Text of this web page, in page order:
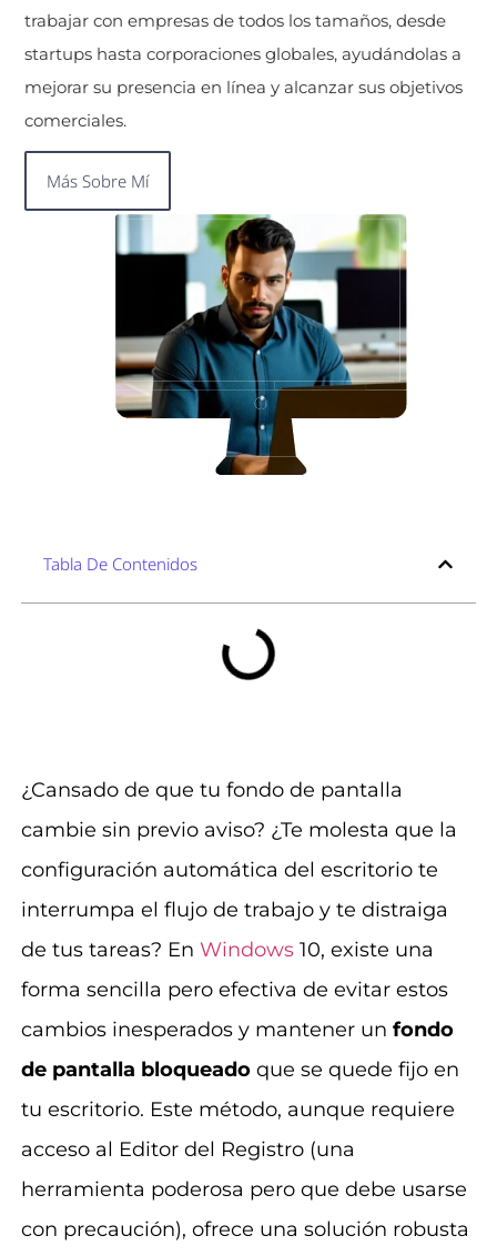
trabajar con empresas de todos los tamaños, desde
startups hasta corporaciones globales, ayudándolas a
mejorar su presencia en línea y alcanzar sus objetivos
comerciales.
Más Sobre Mí
Tabla De Contenidos
¿Cansado de que tu fondo de pantalla
cambie sin previo aviso? ¿Te molesta que la
configuración automática del escritorio te
interrumpa el flujo de trabajo y te distraiga
de tus tareas? En Windows10, existe una
forma sencilla pero efectiva de evitar estos
cambios inesperados y mantener un fondo
de pantalla bloqueadoque se quede fijo en
tu escritorio. Este método, aunque requiere
acceso al Editor del Registro (una
herramienta poderosa pero que debe usarse
con precaución), ofrece una solución robusta